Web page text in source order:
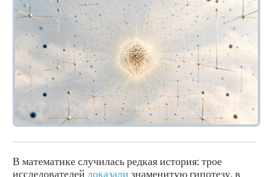
В математике случилась редкая история: трое
исследователей доказали знаменитую гипотезу, в